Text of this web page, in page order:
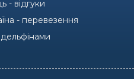
- відгуки
- перевезення